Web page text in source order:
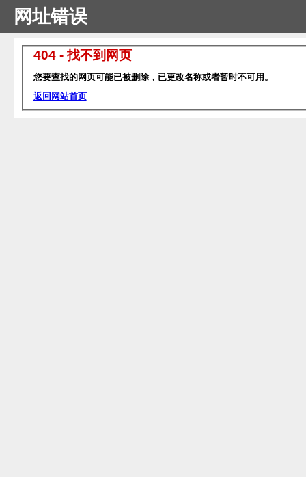
网址错误
404 - 找不到网页
您要查找的网页可能已被删除，已更改名称或者暂时不可用。
返回网站首页